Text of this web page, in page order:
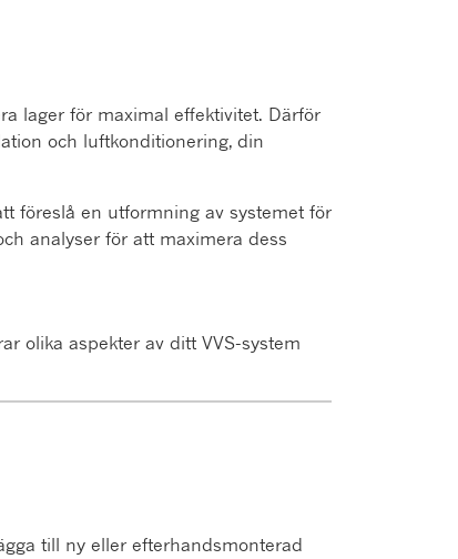
lager för maximal effektivitet. Därför
och luftkonditionering, din
föreslå en utformning av systemet för
analyser för att maximera dess
olika aspekter av ditt VVS-system
till ny eller efterhandsmonterad